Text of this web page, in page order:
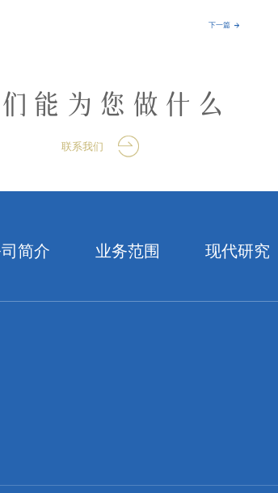
下一篇
能为您做什么
联系我们
简介 业务范围 现代研究